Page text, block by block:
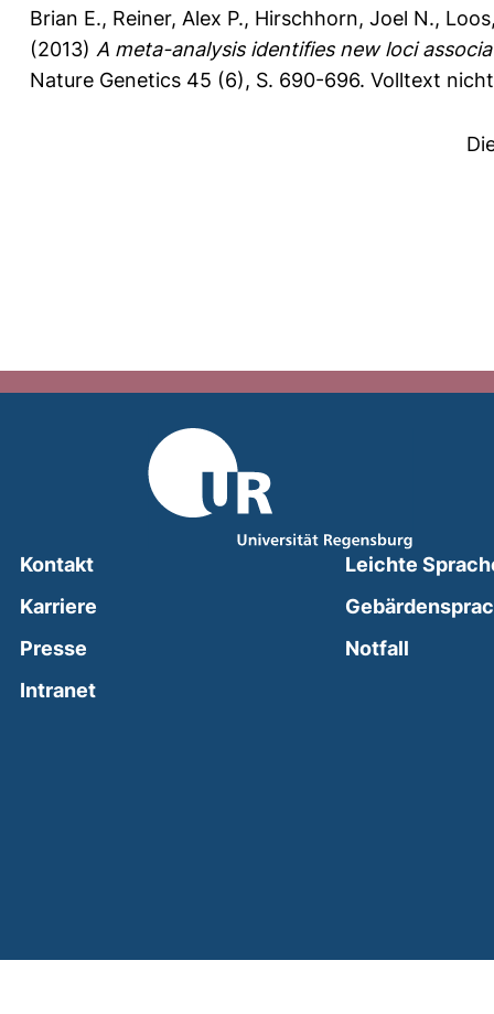
Brian E., Reiner, Alex P., Hirschhorn, Joel N.,
(2013) A meta-analysis identifies new loci
Nature Genetics 45 (6), S. 690-696. Volltext
Kontakt
Karriere
Presse
Intranet(external link, opens in a new window)
Leichte
Notfall